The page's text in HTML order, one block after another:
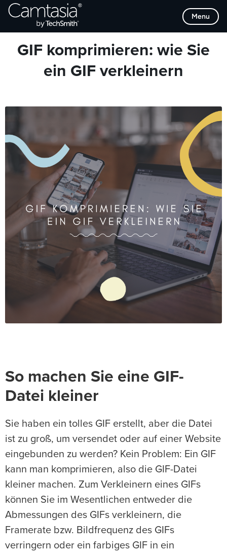
Direkt
zum
Menu
Browse Categories
GIF komprimieren: wie Sie
ein GIF verkleinern
So machen Sie eine GIF-
Datei kleiner
Sie haben ein tolles GIF erstellt, aber die Datei
ist zu groß, um versendet oder auf einer Website
eingebunden zu werden? Kein Problem: Ein GIF
kann man komprimieren, also die GIF-Datei
kleiner machen. Zum Verkleinern eines GIFs
können Sie im Wesentlichen entweder die
Abmessungen des GIFs verkleinern, die
Framerate bzw. Bildfrequenz des GIFs
verringern oder ein farbiges GIF in ein